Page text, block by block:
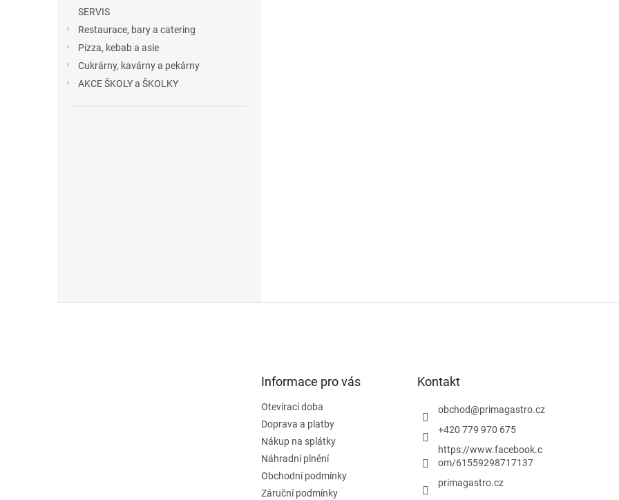
SERVIS
Restaurace, bary a catering
Pizza, kebab a asie
Cukrárny, kavárny a pekárny
AKCE ŠKOLY a ŠKOLKY
Informace pro vás
Otevírací doba
Doprava a platby
Nákup na splátky
Náhradní plnění
Obchodní podmínky
Záruční podmínky
Kontakt
obchod@primagastro.cz
+420 779 970 675
https://www.facebook.c
om/61559298717137
primagastro.cz